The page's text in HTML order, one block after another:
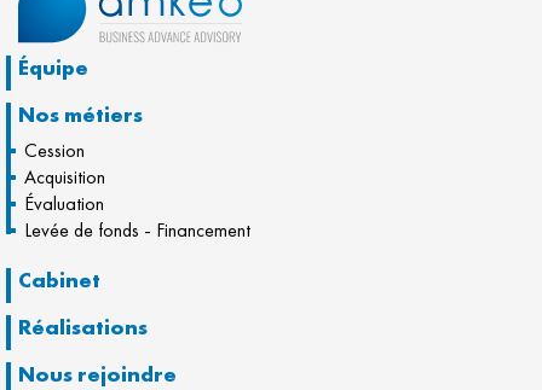
Équipe
Nos métiers
Cession
Acquisition
Évaluation
Levée de fonds - Financement
Cabinet
Réalisations
Nous rejoindre